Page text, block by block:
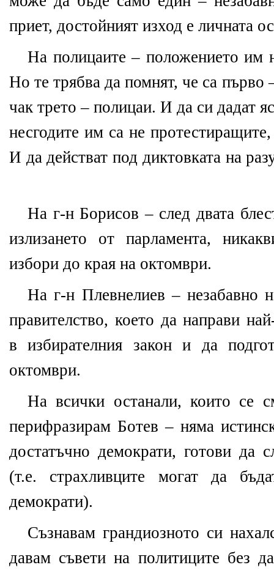
приет, достойният изход е личната
На полицаите – положението им
Но те трябва да помнят, че са първо
чак трето – полицаи. И да си дадат
несгодите им са не
И да действат под диктовката на
На г-н Борисов – след двата
излизането от парламента,
избори до края на октомври.
На г-н Плевнелиев – незабавно
правителство, което да направи
в избирателния закон и да
октомври.
На всички останали, които се
перифразирам Ботев – няма
достатъчно демократи, готови да
(т.е. страхливците могат да
демократи).
Съзнавам грандиозното си
давам съвети на политиците без